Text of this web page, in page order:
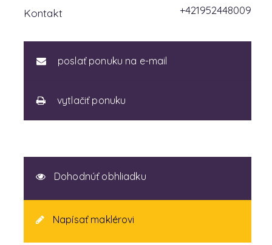
Kontakt +421952448009
poslať ponuku na e-mail
vytlačiť ponuku
Dohodnúť obhliadku
Napísať maklérovi